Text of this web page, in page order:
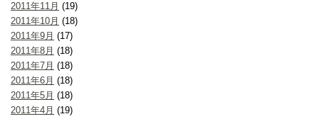
2011年11月 (19)
2011年10月 (18)
2011年9月 (17)
2011年8月 (18)
2011年7月 (18)
2011年6月 (18)
2011年5月 (18)
2011年4月 (19)